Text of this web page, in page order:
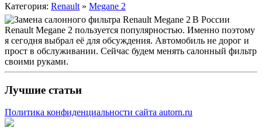
Категория: Renault » Megane 2
В России
Renault Megane 2 пользуется популярностью. Именно поэтому
я сегодня выбрал её для обсуждения. Автомобиль не дорог и
прост в обслуживании. Сейчас будем менять салонный фильтр
своими руками.
Лучшие статьи
Политика конфиденциальности сайта autorn.ru